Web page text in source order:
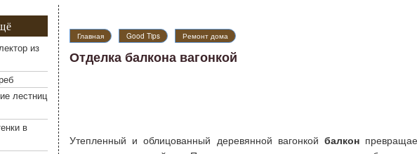
Главная Good Tips Ремонт дома
Отделка балкона вагонкой
Утепленный и облицованный деревянной вагонкой балкон
из
лестниц
в